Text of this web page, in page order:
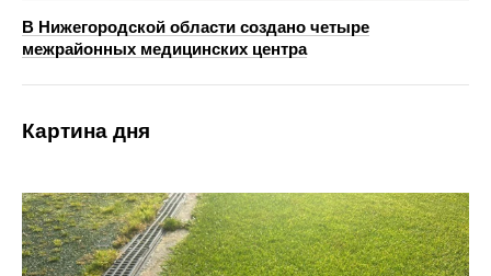
В Нижегородской области создано четыре
межрайонных медицинских центра
Картина дня